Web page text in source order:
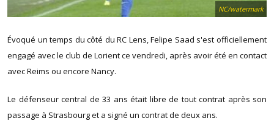
NC/watermark
Évoqué un temps du côté du RC Lens, Felipe Saad s'est officiellement
engagé avec le club de Lorient ce vendredi, après avoir été en contact
avec Reims ou encore Nancy.
Le défenseur central de 33 ans était libre de tout contrat après son
passage à Strasbourg et a signé un contrat de deux ans.